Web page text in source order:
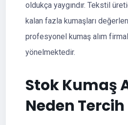
oldukça yaygındır. Tekstil
kalan fazla kumaşları
profesyonel kumaş alım
yönelmektedir.
Stok Kumaş
Neden